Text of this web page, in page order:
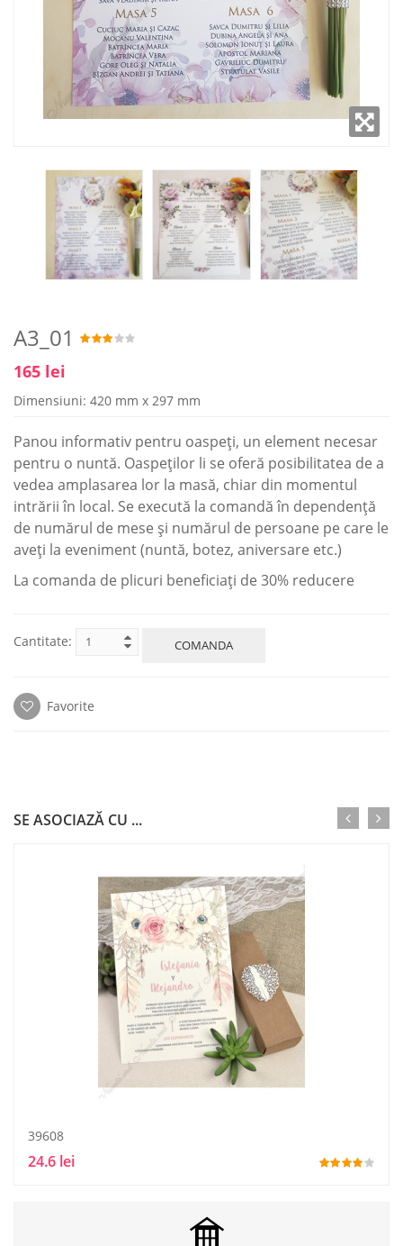
A3_01
165 lei
Dimensiuni: 420 mm x 297 mm
Panou informativ pentru oaspeți, un element necesar
pentru o nuntă. Oaspeților li se oferă posibilitatea de a
vedea amplasarea lor la masă, chiar din momentul
intrării în local. Se execută la comandă în dependență
de numărul de mese și numărul de persoane pe care le
aveți la eveniment (nuntă, botez, aniversare etc.)
La comanda de plicuri beneficiaţi de 30% reducere
Cantitate: COMANDA
Favorite
SE ASOCIAZĂ CU ...
39608
24.6 lei